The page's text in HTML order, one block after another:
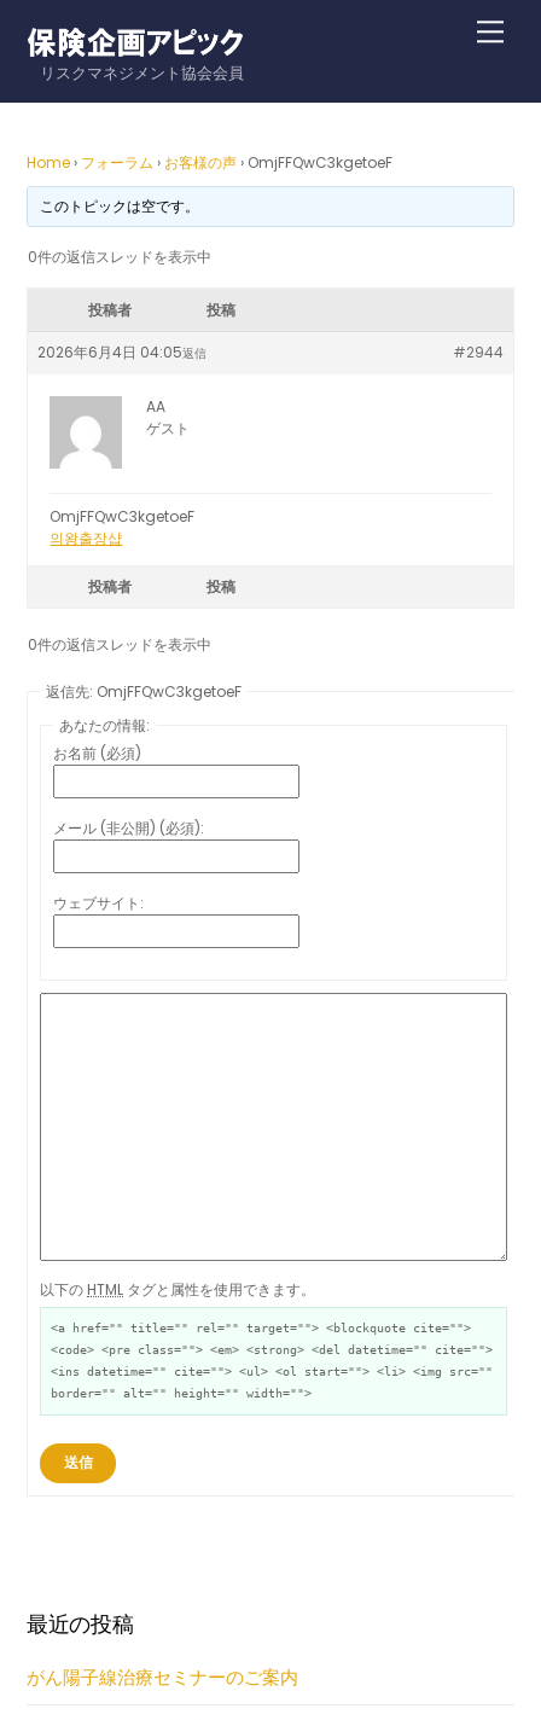
contentリスクマネジメント協会会員
Home › フォーラム › お客様の声 › OmjFFQwC3kgetoeF
このトピックは空です。
0件の返信スレッドを表示中
投稿者 投稿
2026年6月4日 04:05 #2944
返信
AA
ゲスト
OmjFFQwC3kgetoeF
의왕출장샵
投稿者 投稿
0件の返信スレッドを表示中
返信先: OmjFFQwC3kgetoeF
あなたの情報:
お名前 (必須)
メール (非公開) (必須):
ウェブサイト:
以下の HTML タグと属性を使用できます。
<a href="" title="" rel="" target=""> <blockquote cite="">
<code> <pre class=""> <em> <strong> <del datetime="" cite="">
<ins datetime="" cite=""> <ul> <ol start=""> <li> <img src=""
border="" alt="" height="" width="">
送信
最近の投稿
がん陽子線治療セミナーのご案内